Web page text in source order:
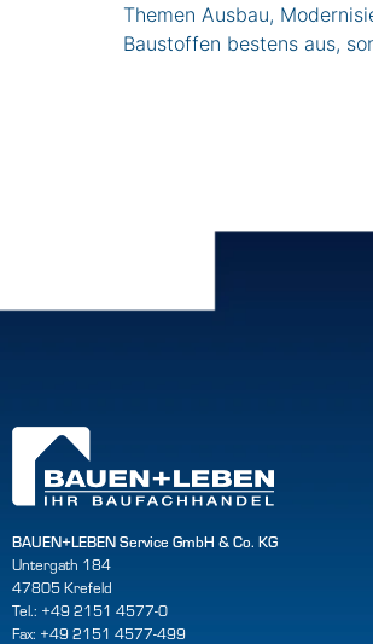
Themen Ausbau,
Baustoffen bestens aus,
BAUEN+LEBEN Service GmbH & Co. KG
Untergath 184
47805 Krefeld
Tel.: +49 2151 4577-0
Fax: +49 2151 4577-499